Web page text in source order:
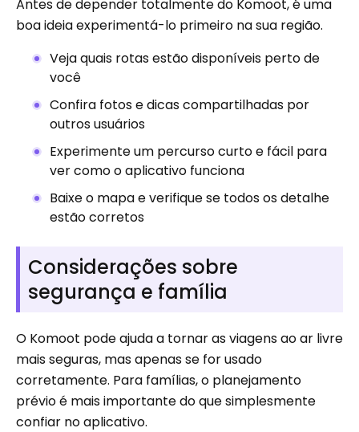
Antes de depender totalmente do Komoot, é uma
boa ideia experimentá-lo primeiro na sua região.
Veja quais rotas estão disponíveis perto de
você
Confira fotos e dicas compartilhadas por
outros usuários
Experimente um percurso curto e fácil para
ver como o aplicativo funciona
Baixe o mapa e verifique se todos os detalhe
estão corretos
Considerações sobre
segurança e família
O Komoot pode ajuda a tornar as viagens ao ar livre
mais seguras, mas apenas se for usado
corretamente. Para famílias, o planejamento
prévio é mais importante do que simplesmente
confiar no aplicativo.